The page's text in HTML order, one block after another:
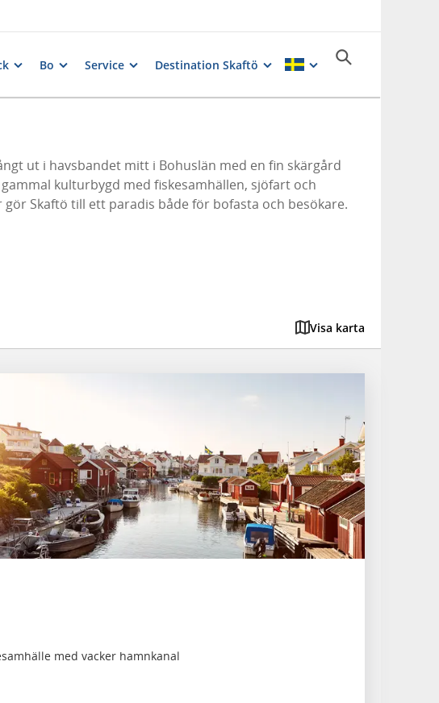
Bo Service Destination Skaftö
ut i havsbandet mitt i Bohuslän med en fin skärgård
kulturbygd med fiskesamhällen, sjöfart och
Skaftö till ett paradis både för bofasta och besökare.
Visa karta
med vacker hamnkanal